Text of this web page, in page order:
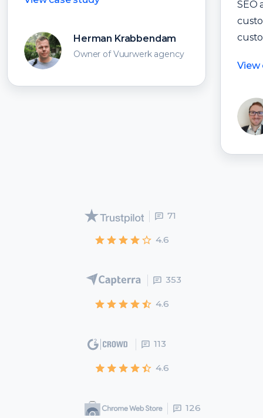
Herman Krabbendam
Owner of Vuurwerk agency
SEO
View
71
4.6
353
4.6
113
4.6
126